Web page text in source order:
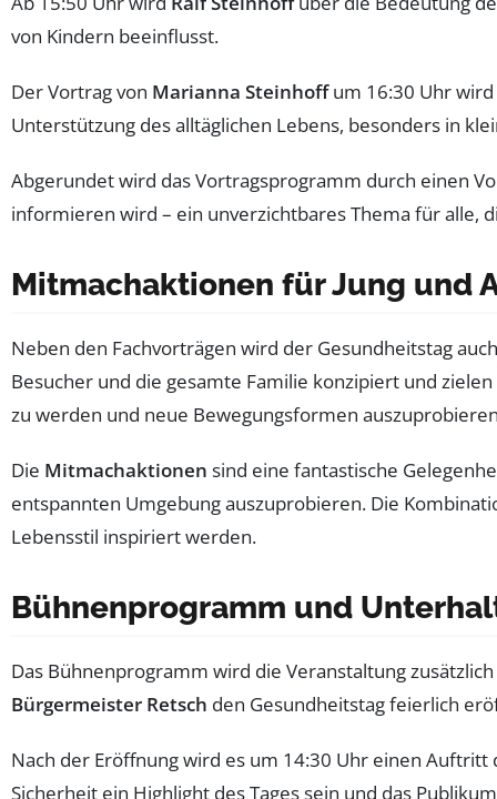
von Kindern beeinflusst.
Der Vortrag von Marianna Steinhoffum 16:30 Uhr
Unterstützung des alltäglichen Lebens, besonders in
Abgerundet wird das Vortragsprogramm durch einen
informieren wird – ein unverzichtbares Thema für alle,
Mitmachaktionen für Jung und
Neben den Fachvorträgen wird der Gesundheitstag
Besucher und die gesamte Familie konzipiert und
zu werden und neue Bewegungsformen
Die Mitmachaktionen sind eine fantastische
entspannten Umgebung auszuprobieren. Die
Lebensstil inspiriert werden.
Bühnenprogramm und
Das Bühnenprogramm wird die Veranstaltung
Bürgermeister Retsch den Gesundheitstag feierlich
Nach der Eröffnung wird es um 14:30 Uhr einen
Sicherheit ein Highlight des Tages sein und das